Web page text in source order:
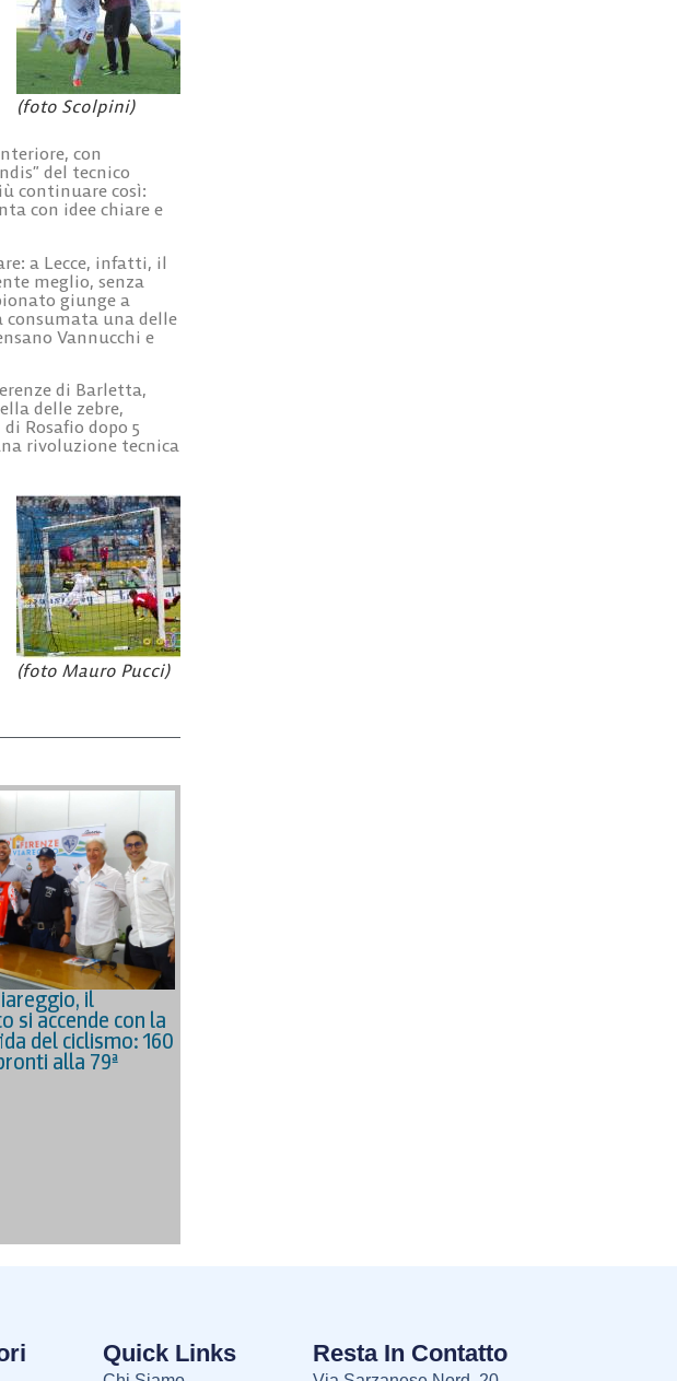
(foto Scolpini)
con
del tecnico
continuare così:
con idee chiare e
a Lecce, infatti, il
meglio, senza
giunge a
consumata una delle
Vannucchi e
di Barletta,
delle zebre,
Rosafio dopo 5
rivoluzione tecnica
(foto Mauro Pucci)
il
si accende con la
del ciclismo: 160
alla 79ª
Quick Links Resta In Contatto